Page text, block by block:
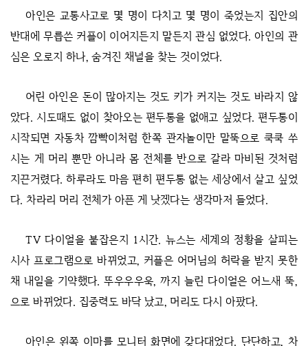
아인은 교통사고로 몇 명이 다치고 몇 명이 죽었는지 집안의
반대에 무릅쓴 커플이 이어지든지 말든지 관심 없었다. 아인의 관
심은 오로지 하나, 숨겨진 채널을 찾는 것이었다.
어린 아인은 돈이 많아지는 것도 키가 커지는 것도 바라지 않
았다. 시도때도 없이 찾아오는 편두통을 없애고 싶었다. 편두통이
시작되면 자동차 깜빡이처럼 한쪽 관자놀이만 말뚝으로 쿡쿡 쑤
시는 게 머리 뿐만 아니라 몸 전체를 반으로 갈라 마비된 것처럼
지끈거렸다. 하루라도 마음 편히 편두통 없는 세상에서 살고 싶었
다. 차라리 머리 전체가 아픈 게 낫겠다는 생각마저 들었다.
TV 다이얼을 붙잡은지 1시간. 뉴스는 세계의 정황을 살피는
시사 프로그램으로 바뀌었고, 커플은 어머님의 허락을 받지 못한
채 내일을 기약했다. 뚜우우우욱, 까지 늘린 다이얼은 어느새 뚝,
으로 바뀌었다. 집중력도 바닥 났고, 머리도 다시 아팠다.
아인은 왼쪽 이마를 모니터 화면에 갖다대었다. 단단하고, 차